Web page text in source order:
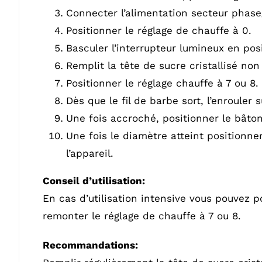
Connecter l’alimentation secteur
Positionner le réglage de chauffe à 0.
Basculer l’interrupteur lumineux en
Remplit la tête de sucre cristallisé non
Positionner le réglage chauffe à 7 ou 8.
Dès que le fil de barbe sort,
Une fois accroché, positionner le
Une fois le diamètre atteint
l’appareil.
Conseil d’utilisation:
En cas d’utilisation intensive vous pouvez
remonter le réglage de chauffe à 7 ou 8.
Recommandations: